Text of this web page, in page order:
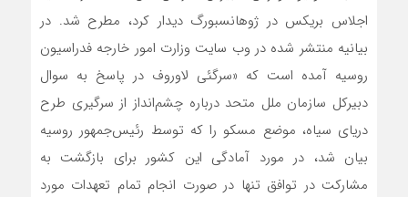
اجلاس بریکس در ژوهانسبورگ دیدار کرد، مطرح شد. در
بیانیه منتشر شده در وب سایت وزارت امور خارجه فدراسیون
روسیه آمده است که «سرگئی لاوروف در پاسخ به سوال
دبیرکل سازمان ملل متحد درباره چشم‌انداز از سرگیری طرح
دریای سیاه، موضع مسکو را که توسط رئیس‌جمهور روسیه
بیان شد، در مورد آمادگی این کشور برای بازگشت به
مشارکت در توافق تنها در صورت انجام تمام تعهدات مورد